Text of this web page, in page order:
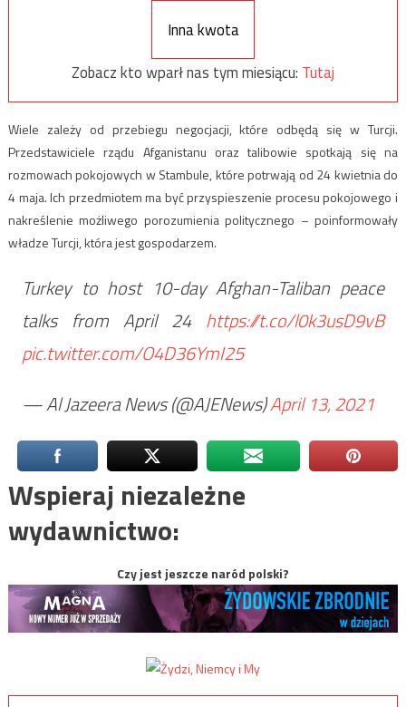
Inna kwota
Zobacz kto wparł nas tym miesiącu: Tutaj
Wiele zależy od przebiegu negocjacji, które odbędą się w Turcji.
Przedstawiciele rządu Afganistanu oraz talibowie spotkają się na
rozmowach pokojowych w Stambule, które potrwają od 24 kwietnia do
4 maja. Ich przedmiotem ma być przyspieszenie procesu pokojowego i
nakreślenie możliwego porozumienia politycznego – poinformowały
władze Turcji, która jest gospodarzem.
Turkey to host 10-day Afghan-Taliban peace
talks from April 24 https://t.co/l0k3usD9vB
pic.twitter.com/O4D36YmI25
— Al Jazeera News (@AJENews)April 13, 2021
Wspieraj niezależne
wydawnictwo:
Czy jest jeszcze naród polski?